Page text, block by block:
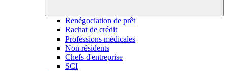
Renégociation de prêt
Rachat de crédit
Professions médicales
Non résidents
Chefs d'entreprise
SCI